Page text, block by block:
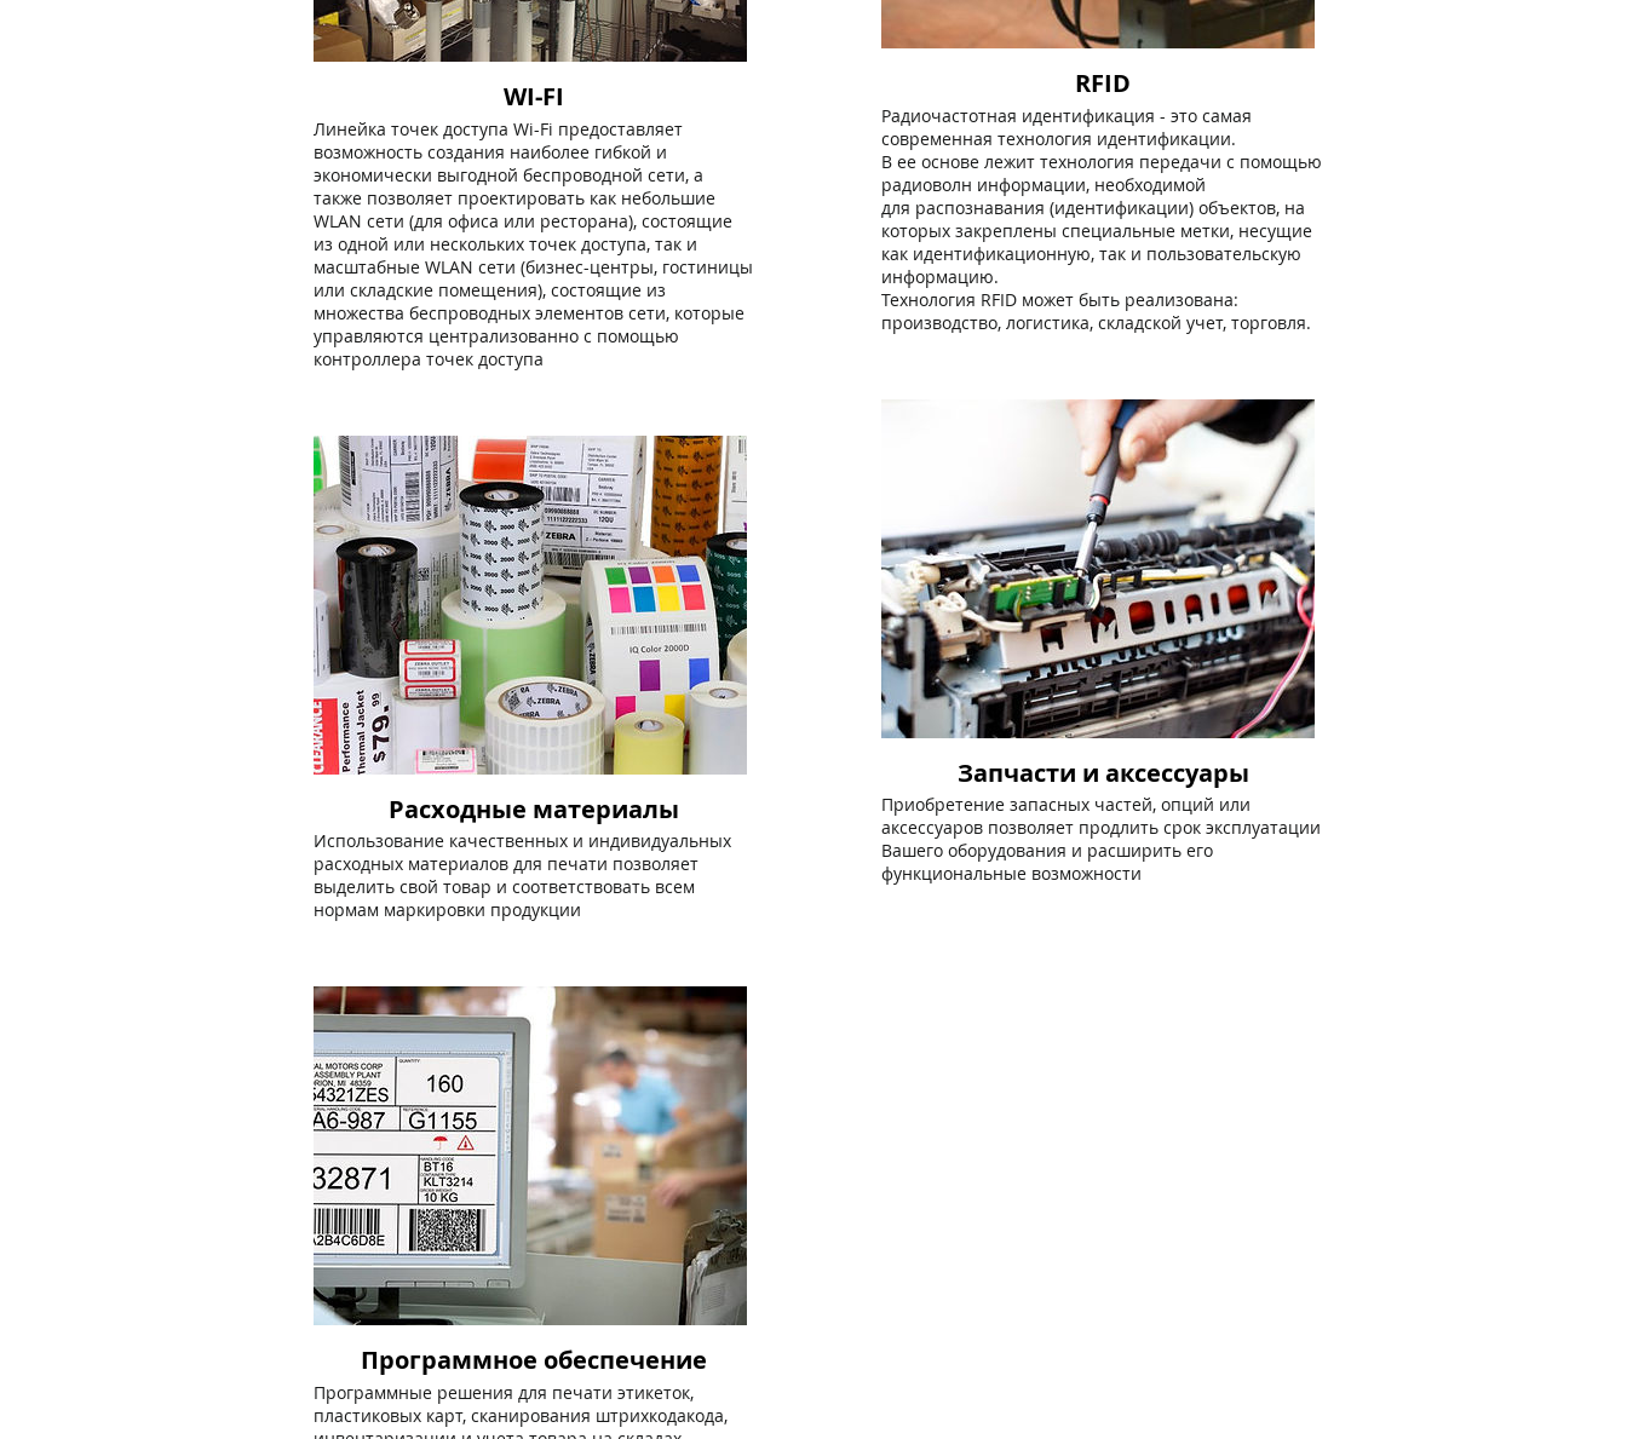
WI-FI
Линейка точек доступа Wi-Fi предоставляет
возможность создания наиболее гибкой и
экономически выгодной беспроводной сети, а
также позволяет проектировать как небольшие
WLAN сети (для офиса или ресторана), состоящие
из одной или нескольких точек доступа, так и
масштабные WLAN сети (бизнес-центры, гостиницы
или складские помещения), состоящие из
множества беспроводных элементов сети, которые
управляются централизованно с помощью
контроллера точек доступа
Расходные материалы
Использование качественных и индивидуальных
расходных материалов для печати позволяет
выделить свой товар и соответствовать всем
нормам маркировки продукции
Программное обеспечение
Программные решения для печати этикеток,
пластиковых карт, сканирования штрихкодакода,
RFID
Радиочастотная идентификация - это самая
современная технология идентификации.
В ее основе лежит технология передачи с помощью
радиоволн информации, необходимой
для распознавания (идентификации) объектов, на
которых закреплены специальные метки, несущие
как идентификационную, так и пользовательскую
информацию.
Технология RFID может быть реализована:
производство, логистика, складской учет, торговля.
Запчасти и аксессуары
Приобретение запасных частей, опций или
аксессуаров позволяет продлить срок эксплуатации
Вашего оборудования и расширить его
функциональные возможности